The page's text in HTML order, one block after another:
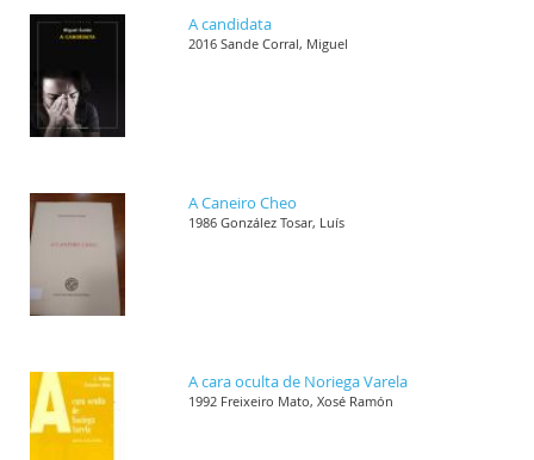
A candidata
2016 Sande Corral, Miguel
A Caneiro Cheo
1986 González Tosar, Luís
A cara oculta de Noriega Varela
1992 Freixeiro Mato, Xosé Ramón